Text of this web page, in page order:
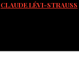
CLAUDE LÉVI-STRAUSS